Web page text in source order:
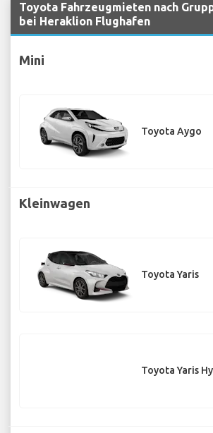
Toyota Fahrzeugmieten nach
bei Heraklion Flughafen
Mini
Toyota Aygo
Kleinwagen
Toyota Yaris
Toyota Yaris